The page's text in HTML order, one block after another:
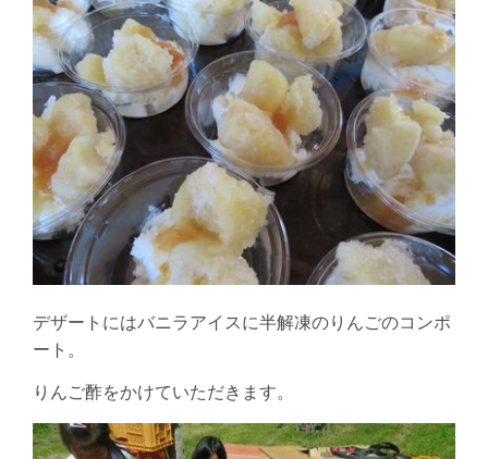
デザートにはバニラアイスに半解凍のりんごのコンポ
ート。
りんご酢をかけていただきます。